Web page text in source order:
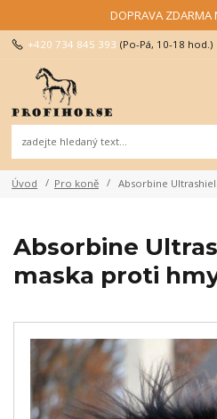
DOPRAVA
+420 734 845 393 (Po-Pá, 10-18 hod.)
Úvod Pro koně Absorbine
Absorbine
maska proti